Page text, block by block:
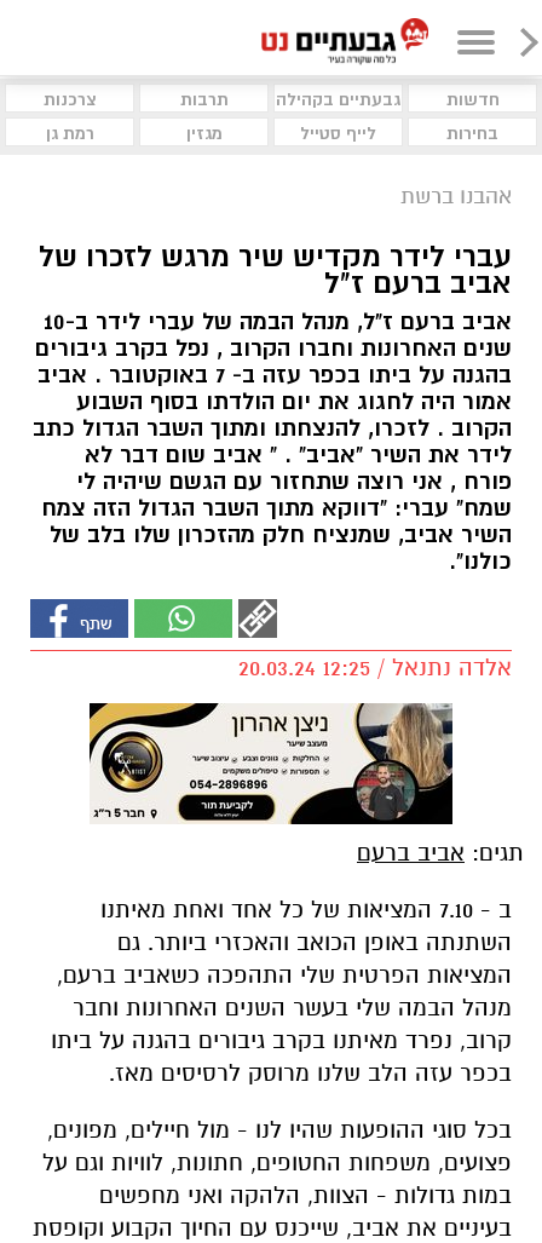
חדשות גבעתיים בקהילה תרבות
צרכנות
בחירות
לייף סטייל מגזין רמת גן
אהבנו ברשת
עברי לידר מקדיש שיר מרגש לזכרו של
אביב ברעם ז"ל
אביב ברעם ז"ל, מנהל הבמה של עברי לידר ב-10
שנים האחרונות וחברו הקרוב , נפל בקרב גיבורים
בהגנה על ביתו בכפר עזה ב- 7 באוקטובר . אביב
אמור היה לחגוג את יום הולדתו בסוף השבוע
הקרוב . לזכרו, להנצחתו ומתוך השבר הגדול כתב
לידר את השיר "אביב" . " אביב שום דבר לא
פורח , אני רוצה שתחזור עם הגשם שיהיה לי
שמח" עברי: "דווקא מתוך השבר הגדול הזה צמח
השיר אביב, שמנציח חלק מהזכרון שלו בלב של
כולנו".
אלדה נתנאל / 12:25 20.03.24
תגים: אביב ברעם
ב - 7.10 המציאות של כל אחד ואחת מאיתנו
השתנתה באופן הכואב והאכזרי ביותר. גם
המציאות הפרטית שלי התהפכה כשאביב ברעם,
מנהל הבמה שלי בעשר השנים האחרונות וחבר
קרוב, נפרד מאיתנו בקרב גיבורים בהגנה על ביתו
בכפר עזה הלב שלנו מרוסק לרסיסים מאז.
בכל סוגי ההופעות שהיו לנו - מול חיילים, מפונים,
פצועים, משפחות החטופים, חתונות, לוויות וגם על
במות גדולות - הצוות, הלהקה ואני מחפשים
בעיניים את אביב, שייכנס עם החיוך הקבוע וקופסת